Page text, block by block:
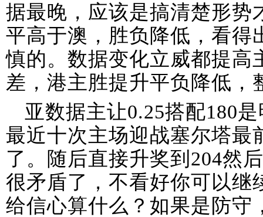
据最晚，应该是搞清楚形势
平高于澳，胜负降低，看得
慎的。数据变化立威都提高
差，港主胜提升平负降低，
亚数据主让0.25搭配180
最近十次主场迎战塞尔塔最
了。随后直接升奖到204然
很矛盾了，不看好你可以继
给信心算什么？如果是防守